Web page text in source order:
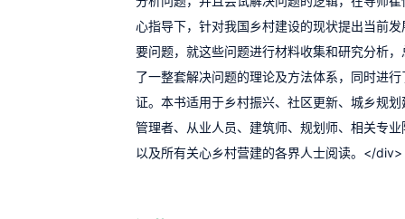
心指导下，针对我国乡村建设的现状提出当前
要问题，就这些问题进行材料收集和研究分析
了一整套解决问题的理论及方法体系，同时进行
证。本书适用于乡村振兴、社区更新、城乡规
管理者、从业人员、建筑师、规划师、相关专
以及所有关心乡村营建的各界人士阅读。</div>